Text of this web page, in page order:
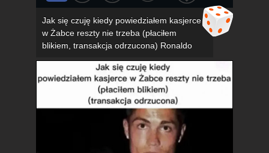
Jak się czuję kiedy powiedziałem kasjerce
w Żabce reszty nie trzeba (płaciłem
blikiem, transakcja odrzucona) Ronaldo